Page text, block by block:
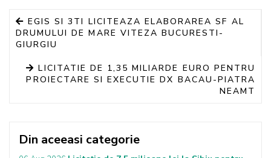
EGIS SI 3TI LICITEAZA ELABORAREA SF AL
DRUMULUI DE MARE VITEZA BUCURESTI-
GIURGIU
LICITATIE DE 1,35 MILIARDE EURO PENTRU
PROIECTARE SI EXECUTIE DX BACAU-PIATRA
NEAMT
Din aceeasi categorie